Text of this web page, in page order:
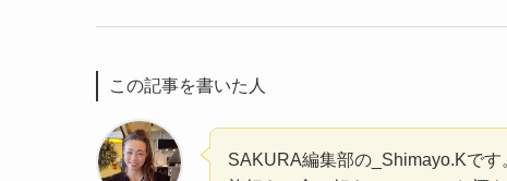
この記事を書いた人
SAKURA編集部の_Shimayo.Kです